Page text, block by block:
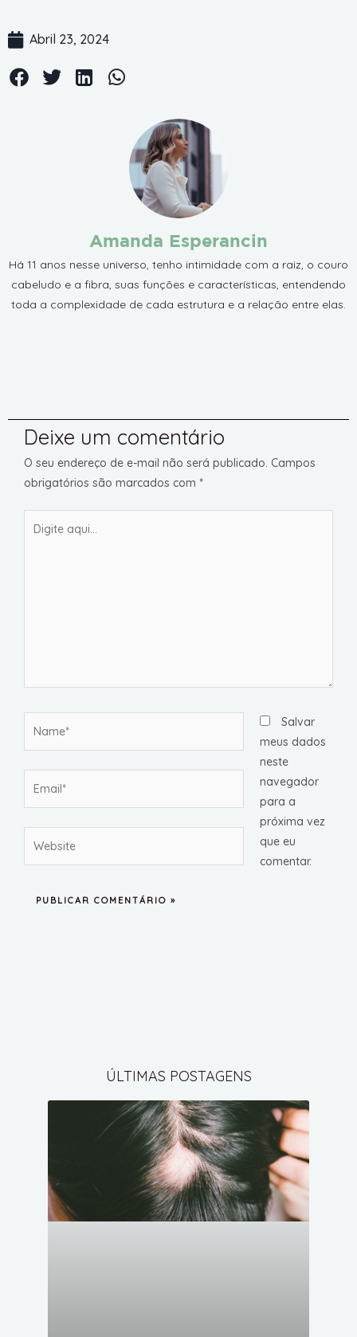
Abril 23, 2024
Amanda Esperancin
Há 11 anos nesse universo, tenho intimidade com a raiz, o couro
cabeludo e a fibra, suas funções e características, entendendo
toda a complexidade de cada estrutura e a relação entre elas.
Deixe um comentário
O seu endereço de e-mail não será publicado. Campos
obrigatórios são marcados com *
aqui...
Salvar
meus dados
neste
navegador
para a
próxima vez
que eu
comentar.
ÚLTIMAS POSTAGENS